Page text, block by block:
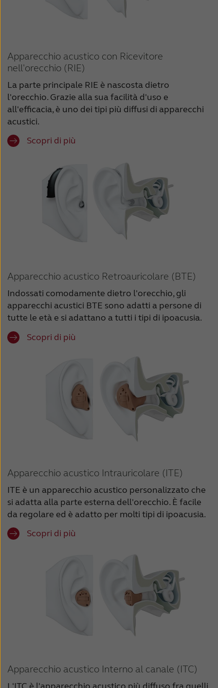
Apparecchio acustico con Ricevitore
nell'orecchio (RIE)
La parte principale RIE è nascosta dietro
l'orecchio. Grazie alla sua facilità d'uso e
all'efficacia, è uno dei tipi più diffusi di apparecchi
acustici.
Scopri di più
Apparecchio acustico Retroauricolare (BTE)
Indossati comodamente dietro l'orecchio, gli
apparecchi acustici BTE sono adatti a persone di
tutte le età e si adattano a tutti i tipi di ipoacusia.
Scopri di più
Apparecchio acustico Intrauricolare (ITE)
ITE è un apparecchio acustico personalizzato che
si adatta alla parte esterna dell'orecchio. È facile
da regolare ed è adatto per molti tipi di ipoacusia.
Scopri di più
Apparecchio acustico Interno al canale (ITC)